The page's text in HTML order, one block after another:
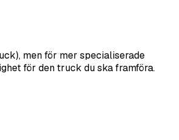
men för mer specialiserade
för den truck du ska framföra.